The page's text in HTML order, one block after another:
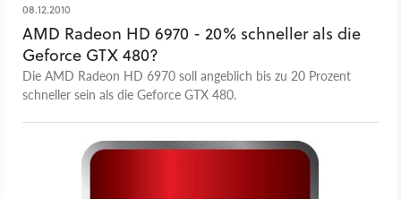
08.12.2010
AMD Radeon HD 6970 - 20% schneller als die
Geforce GTX 480?
Die AMD Radeon HD 6970 soll angeblich bis zu 20 Prozent
schneller sein als die Geforce GTX 480.